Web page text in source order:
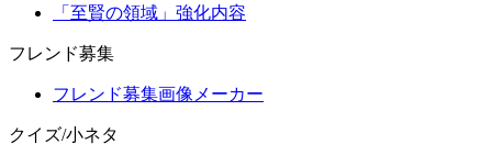
「至賢の領域」強化内容
フレンド募集
フレンド募集画像メーカー
クイズ/小ネタ